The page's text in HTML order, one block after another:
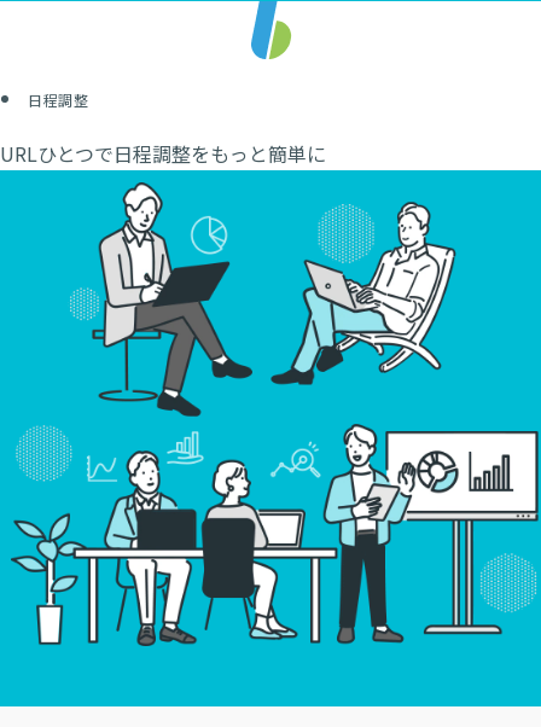
日程調整
URLひとつで日程調整をもっと簡単に